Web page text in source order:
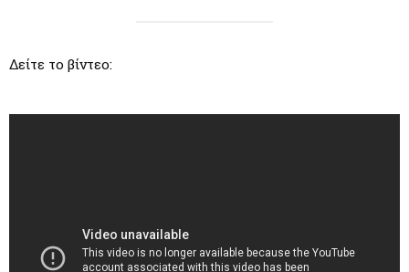
Δείτε το βίντεο: